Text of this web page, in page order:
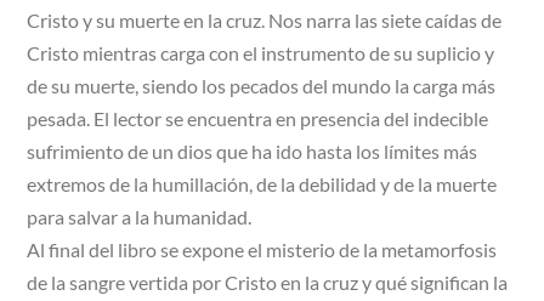
Cristo y su muerte en la cruz. Nos narra las siete caídas de
Cristo mientras carga con el instrumento de su suplicio y
de su muerte, siendo los pecados del mundo la carga más
pesada. El lector se encuentra en presencia del indecible
sufrimiento de un dios que ha ido hasta los límites más
extremos de la humillación, de la debilidad y de la muerte
para salvar a la humanidad.
Al final del libro se expone el misterio de la metamorfosis
de la sangre vertida por Cristo en la cruz y qué significan la